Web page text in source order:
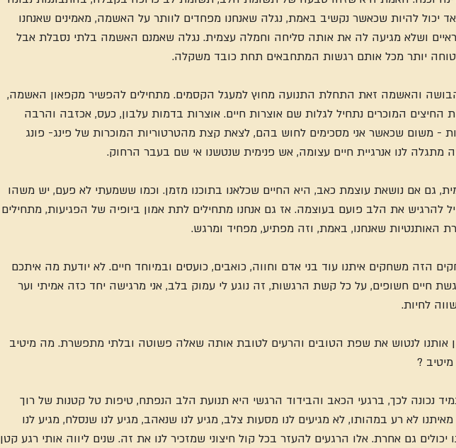
יכול להיות שכאשר נקשיב באמת, נגלה שאנחנו מפחדים לוותר על האשמה, מאמינים שאנחנו
ושלא מגיעה לה את אותה סליחה וחמלה עצמית. נגלה שאמנם האשמה בלתי נסבלת אבל
יותר מכל אותם רגשות המתחבאים תחת כובד משקלה.
והאשמה זאת התחלת התנועה מחוץ למעגל הקסמים. מתחילים להפשיר מקפאון האשמה,
החיצים המוכרים נתחיל לגלות שם אוצרות חיים. אוצרות בדמות עלבון, כעס, אכזבה והרבה
- משום שכאשר אני מסכימים לחוש בהם, לצאת קצת מהטרטוריות המוכרות של פינג- פונג
לנו אנרגיית חיים עצומה, אש פנימית שנטשנו אי שם בעבר הרחוק.
גם אם נושאת עוצמת כאב, היא החיים שכלאנו בתוכנו מזמן. וכמו ששמעתי לא פעם, יש משהו
להרגיש את הלב פועם בעוצמה. אז גם אנחנו מתחילים לתת אמון ביופיה של הפגיעות, מתחילים
האותנטיות שאנחנו, באמת, וזה מפתיע, מפחיד ומרגש.
הזה משחקים איתנו עוד בני אדם וחווה, כואבים, כועסים ובמיוחד חיים. לא יודעת מה איתכם
חיים חשופים, על כל קשת הרגשות, זה נוגע לי עמוק בלב, אני מרגישה יחד כזה אמיתי וער
לחיות.
אותנו לנטוש את שפת הטובים והרעים לטובת אותה שאלה פשוטה ובלתי מתפשרת. מה מיטיב
?
נכונה לכך, ברגעי הכאב והבידוד הרגשי היא תנועת הלב הנפתח, טיפות טל קטנות של רוך
לא רע במהותו, לא מגיעים לנו מסעות צלב, מגיע לנו שנאהב, מגיע לנו שנסלח, מגיע לנו
יכולים גם אחרת. אלו הרגעים להעזר בכל קול חיצוני שמזכיר לנו את זה. שנים ליווה אותי רגע קטן